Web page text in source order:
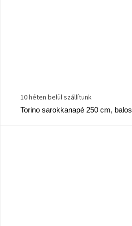
Torino sarokkanapé 250 cm, balos
10 héten belül szállítunk